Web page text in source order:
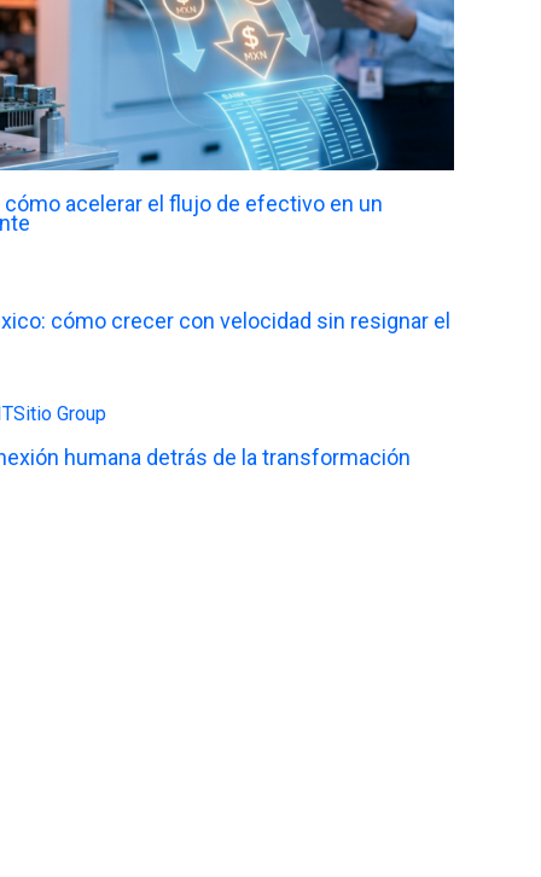
acelerar el flujo de efectivo en un
cómo crecer con velocidad sin resignar el
humana detrás de la transformación